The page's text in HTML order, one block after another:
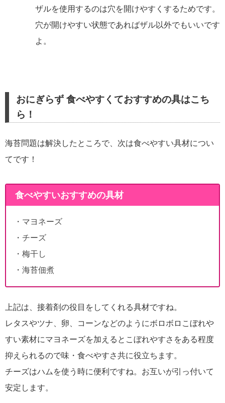
ザルを使用するのは穴を開けやすくするためです。
穴が開けやすい状態であればザル以外でもいいです
よ。
おにぎらず 食べやすくておすすめの具はこち
ら！
海苔問題は解決したところで、次は食べやすい具材につい
てです！
食べやすいおすすめの具材
・マヨネーズ
・チーズ
・梅干し
・海苔佃煮
上記は、接着剤の役目をしてくれる具材ですね。
レタスやツナ、卵、コーンなどのようにボロボロこぼれや
すい素材にマヨネーズを加えるとこぼれやすさをある程度
抑えられるので味・食べやすさ共に役立ちます。
チーズはハムを使う時に便利ですね。お互いが引っ付いて
安定します。